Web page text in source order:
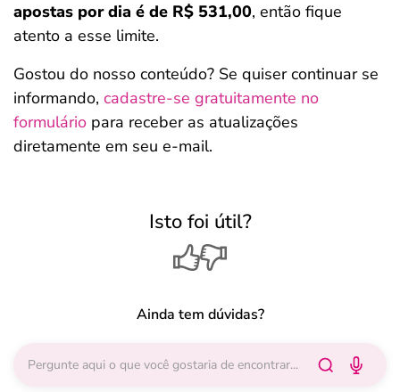
apostas por dia é de R$ 531,00, então fique
atento a esse limite.
Gostou do nosso conteúdo? Se quiser continuar se
informando, cadastre-se gratuitamente no
formulário para receber as atualizações
diretamente em seu e-mail.
Isto foi útil?
Ainda tem dúvidas?